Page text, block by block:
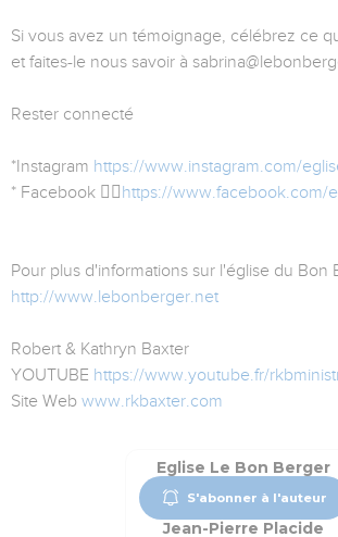
Si vous avez un témoignage, célébrez ce
et faites-le nous savoir à
Rester connecté
*Instagram https://www.instagram.com/
* Facebook 👉🏻 https://www.facebook.com/
Pour plus d'informations sur l'église du Bon
http://www.lebonberger.net
Robert & Kathryn Baxter
YOUTUBE https://www.youtube.fr/
Site Web www.rkbaxter.com
Eglise Le Bon Berger
S'abonner à l'auteur
Jean-Pierre Placide